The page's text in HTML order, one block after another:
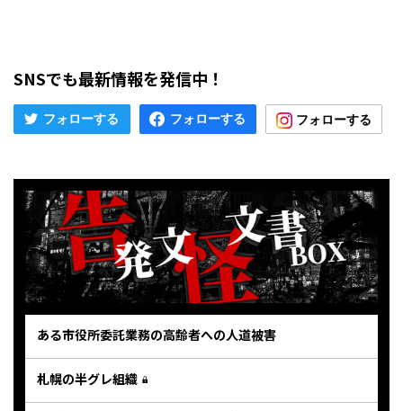
SNSでも最新情報を発信中！
ある市役所委託業務の高齢者への人道被害
札幌の半グレ組織